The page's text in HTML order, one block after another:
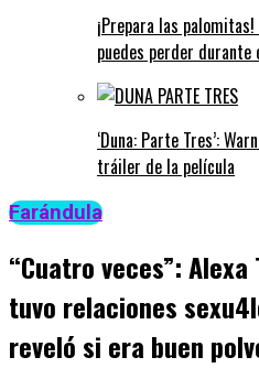
¡Prepara las
puedes perder
‘Duna: Parte Tres’:
tráiler de la película
Farándula
“Cuatro veces”:
tuvo relaciones
reveló si era buen